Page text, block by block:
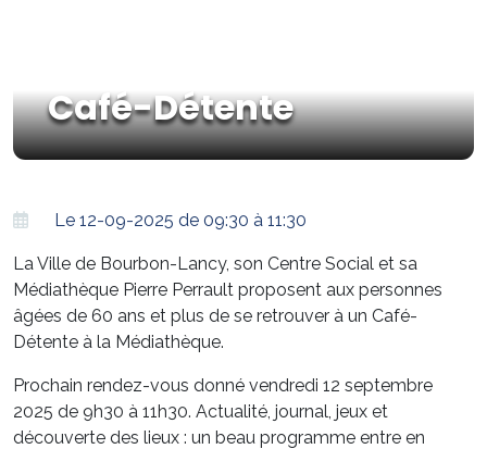
Café-Détente
Le 12-09-2025 de 09:30 à 11:30
La Ville de Bourbon-Lancy, son Centre Social et sa
Médiathèque Pierre Perrault proposent aux personnes
âgées de 60 ans et plus de se retrouver à un Café-
Détente à la Médiathèque.
Prochain rendez-vous donné vendredi 12 septembre
2025 de 9h30 à 11h30. Actualité, journal, jeux et
découverte des lieux : un beau programme entre en